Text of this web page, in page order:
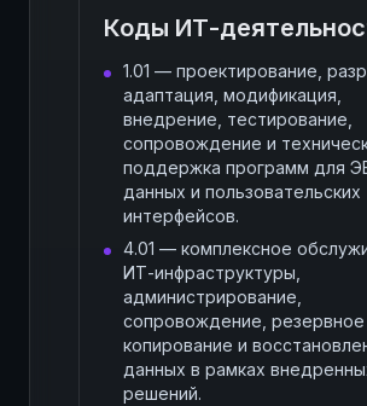
Коды ИТ-
1.01 — проектирование,
адаптация, модификация,
внедрение, тестирование,
сопровождение и
поддержка программ для
данных и пользовательских
интерфейсов.
4.01 — комплексное
ИТ-инфраструктуры,
администрирование,
сопровождение, резервное
копирование и
данных в рамках
решений.